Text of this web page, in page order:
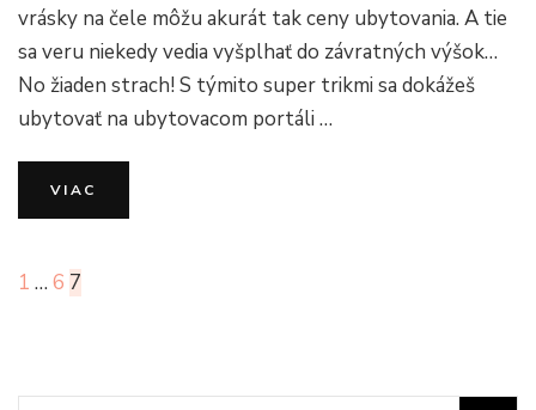
Booking?
vrásky na čele môžu akurát tak ceny ubytovania. A tie
sa veru niekedy vedia vyšplhať do závratných výšok…
No žiaden strach! S týmito super trikmi sa dokážeš
ubytovať na ubytovacom portáli …
VIAC
Stránkovanie
Stránka
1 … Stránka
6 Stránka
7